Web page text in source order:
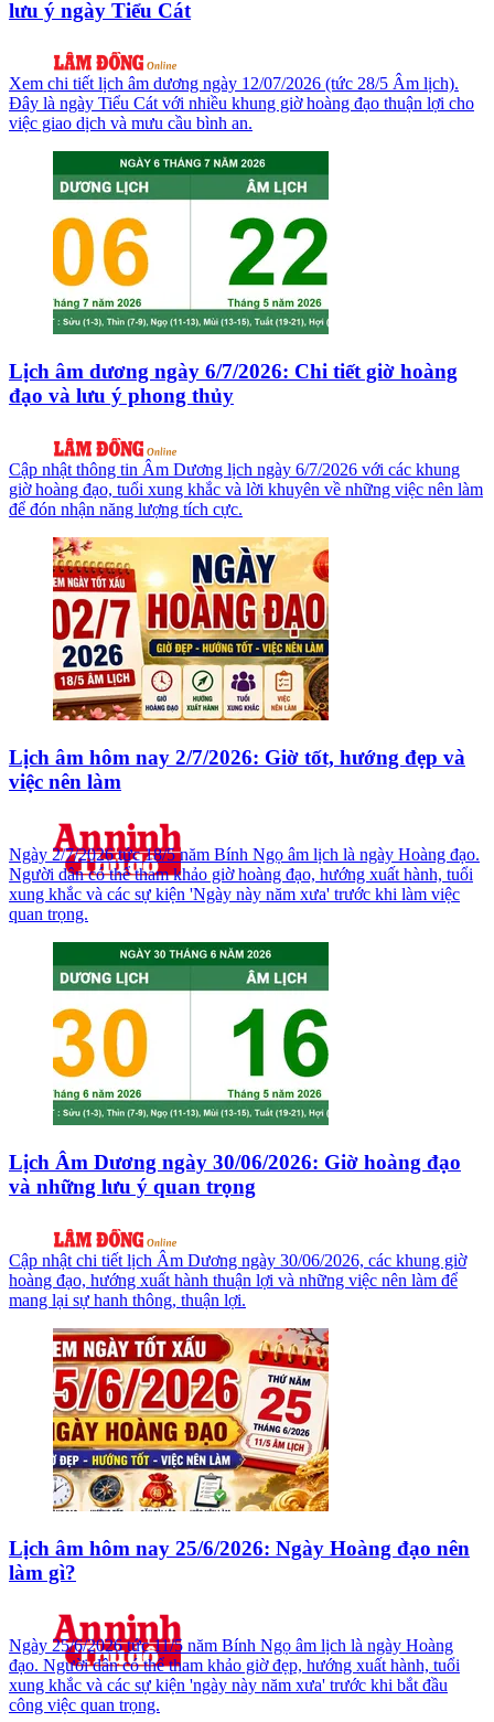
lưu ý ngày Tiểu Cát
Xem chi tiết lịch âm dương ngày 12/07/2026 (tức 28/5 Âm lịch).
Đây là ngày Tiểu Cát với nhiều khung giờ hoàng đạo thuận lợi cho
việc giao dịch và mưu cầu bình an.
Lịch âm dương ngày 6/7/2026: Chi tiết giờ hoàng
đạo và lưu ý phong thủy
Cập nhật thông tin Âm Dương lịch ngày 6/7/2026 với các khung
giờ hoàng đạo, tuổi xung khắc và lời khuyên về những việc nên làm
để đón nhận năng lượng tích cực.
Lịch âm hôm nay 2/7/2026: Giờ tốt, hướng đẹp và
việc nên làm
Ngày 2/7/2026 tức 18/5 năm Bính Ngọ âm lịch là ngày Hoàng đạo.
Người dân có thể tham khảo giờ hoàng đạo, hướng xuất hành, tuổi
xung khắc và các sự kiện 'Ngày này năm xưa' trước khi làm việc
quan trọng.
Lịch Âm Dương ngày 30/06/2026: Giờ hoàng đạo
và những lưu ý quan trọng
Cập nhật chi tiết lịch Âm Dương ngày 30/06/2026, các khung giờ
hoàng đạo, hướng xuất hành thuận lợi và những việc nên làm để
mang lại sự hanh thông, thuận lợi.
Lịch âm hôm nay 25/6/2026: Ngày Hoàng đạo nên
làm gì?
Ngày 25/6/2026 tức 11/5 năm Bính Ngọ âm lịch là ngày Hoàng
đạo. Người dân có thể tham khảo giờ đẹp, hướng xuất hành, tuổi
xung khắc và các sự kiện 'ngày này năm xưa' trước khi bắt đầu
công việc quan trọng.